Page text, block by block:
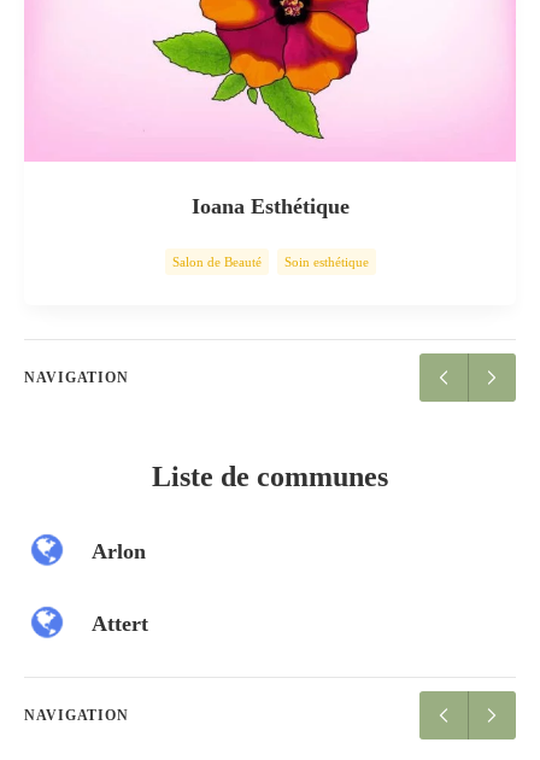
Ioana Esthétique
Salon de Beauté Soin esthétique
NAVIGATION
Liste de communes
Arlon
Attert
NAVIGATION